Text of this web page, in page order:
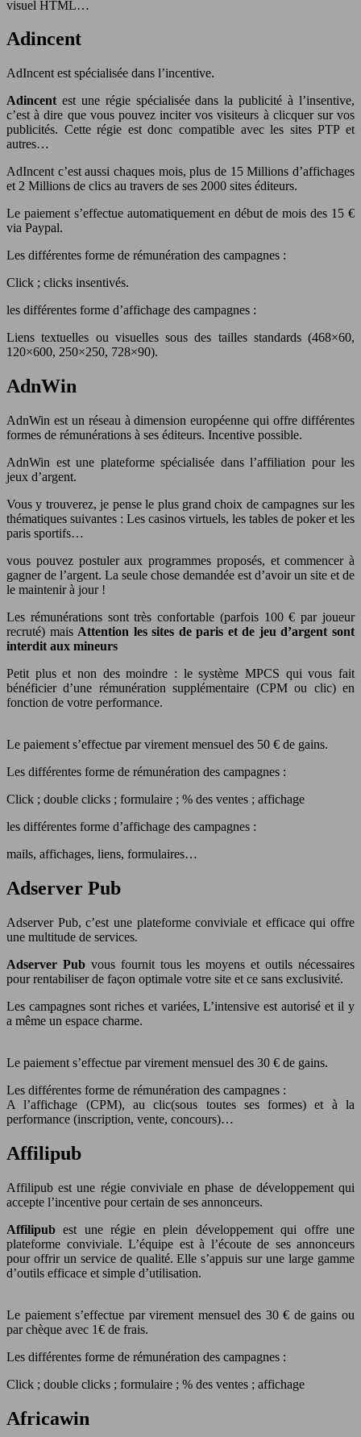
visuel HTML…
Adincent
AdIncent est spécialisée dans l’incentive.
Adincent est une régie spécialisée dans la publicité à l’insentive,
c’est à dire que vous pouvez inciter vos visiteurs à clicquer sur vos
publicités. Cette régie est donc compatible avec les sites PTP et
autres…
AdIncent c’est aussi chaques mois, plus de 15 Millions d’affichages
et 2 Millions de clics au travers de ses 2000 sites éditeurs.
Le paiement s’effectue automatiquement en début de mois des 15 €
via Paypal.
Les différentes forme de rémunération des campagnes :
Click ; clicks insentivés.
les différentes forme d’affichage des campagnes :
Liens textuelles ou visuelles sous des tailles standards (468×60,
120×600, 250×250, 728×90).
AdnWin
AdnWin est un réseau à dimension européenne qui offre différentes
formes de rémunérations à ses éditeurs. Incentive possible.
AdnWin est une plateforme spécialisée dans l’affiliation pour les
jeux d’argent.
Vous y trouverez, je pense le plus grand choix de campagnes sur les
thématiques suivantes : Les casinos virtuels, les tables de poker et les
paris sportifs…
vous pouvez postuler aux programmes proposés, et commencer à
gagner de l’argent. La seule chose demandée est d’avoir un site et de
le maintenir à jour !
Les rémunérations sont très confortable (parfois 100 € par joueur
recruté) mais Attention les sites de paris et de jeu d’argent sont
interdit aux mineurs
Petit plus et non des moindre : le système MPCS qui vous fait
bénéficier d’une rémunération supplémentaire (CPM ou clic) en
fonction de votre performance.
Le paiement s’effectue par virement mensuel des 50 € de gains.
Les différentes forme de rémunération des campagnes :
Click ; double clicks ; formulaire ; % des ventes ; affichage
les différentes forme d’affichage des campagnes :
mails, affichages, liens, formulaires…
Adserver Pub
Adserver Pub, c’est une plateforme conviviale et efficace qui offre
une multitude de services.
Adserver Pubvous fournit tous les moyens et outils nécessaires
pour rentabiliser de façon optimale votre site et ce sans exclusivité.
Les campagnes sont riches et variées, L’intensive est autorisé et il y
a même un espace charme.
Le paiement s’effectue par virement mensuel des 30 € de gains.
Les différentes forme de rémunération des campagnes :
A l’affichage (CPM), au clic(sous toutes ses formes) et à la
performance (inscription, vente, concours)…
Affilipub
Affilipub est une régie conviviale en phase de développement qui
accepte l’incentive pour certain de ses annonceurs.
Affilipub est une régie en plein développement qui offre une
plateforme conviviale. L’équipe est à l’écoute de ses annonceurs
pour offrir un service de qualité. Elle s’appuis sur une large gamme
d’outils efficace et simple d’utilisation.
Le paiement s’effectue par virement mensuel des 30 € de gains ou
par chèque avec 1€ de frais.
Les différentes forme de rémunération des campagnes :
Click ; double clicks ; formulaire ; % des ventes ; affichage
Africawin